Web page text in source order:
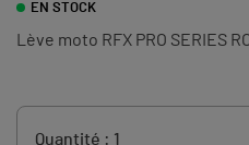
EN STOCK
Lève moto RFX PRO SERIES